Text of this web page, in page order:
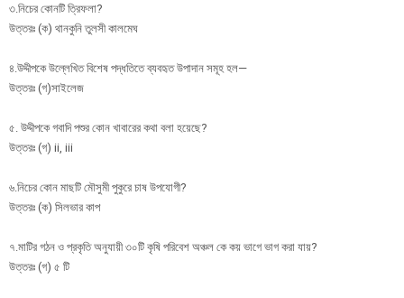
৩.নিচের কোনটি ত্রিফলা?
উত্তরঃ (ক) থানকুনি তুলসী কালমেঘ
৪.উদ্দীপকে উল্লেখিত বিশেষ পদ্ধতিতে ব্যবহৃত উপাদান সমূহ হল—
উত্তরঃ (গ)সাইলেজ
৫. উদ্দীপকে গবাদি পশুর কোন খাবারের কথা বলা হয়েছে?
উত্তরঃ (গ) ii, iii
৬.নিচের কোন মাছটি মৌসুমী পুকুরে চাষ উপযোগী?
উত্তরঃ (ক) সিলভার কাপ
৭.মাটির গঠন ও প্রকৃতি অনুযায়ী ৩০টি কৃষি পরিবেশ অঞ্চল কে কয় ভাগে ভাগ করা যায়?
উত্তরঃ (গ) ৫ টি